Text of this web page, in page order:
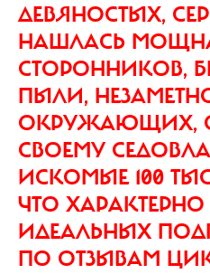
ДЕВЯНОСТЫХ,
НАШЛАСЬ
СТОРОННИКОВ,
ПЫЛИ,
ОКРУЖАЮЩИХ,
СВОЕМУ
ИСКОМЫЕ 100
ЧТО
ИДЕАЛЬНЫХ
ПО ОТЗЫВАМ